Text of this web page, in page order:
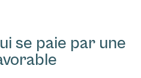
se paie par une